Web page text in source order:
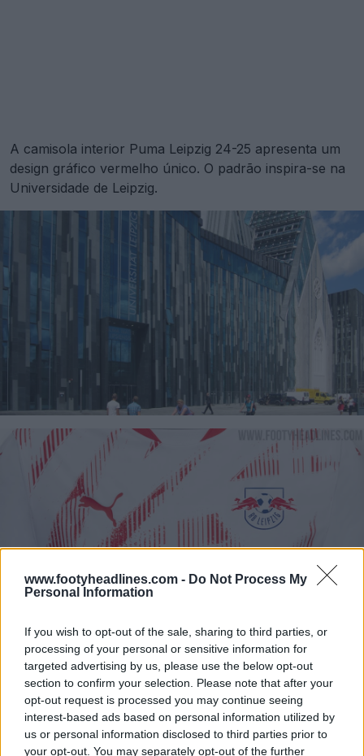
www.footyheadlines.com - Do Not Process My
Personal Information
If you wish to opt-out of the sale, sharing to third parties, or
processing of your personal or sensitive information for
targeted advertising by us, please use the below opt-out
section to confirm your selection. Please note that after your
opt-out request is processed you may continue seeing
interest-based ads based on personal information utilized by
us or personal information disclosed to third parties prior to
your opt-out. You may separately opt-out of the further
A camisola interior Puma Leipzig 24-25 apresenta um
design gráfico vermelho único. O padrão inspira-se na
Universidade de Leipzig.